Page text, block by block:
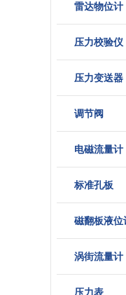
雷达物位计
压力校验仪
压力变送器
调节阀
电磁流量计
标准孔板
磁翻板液位
涡街流量计
压力表